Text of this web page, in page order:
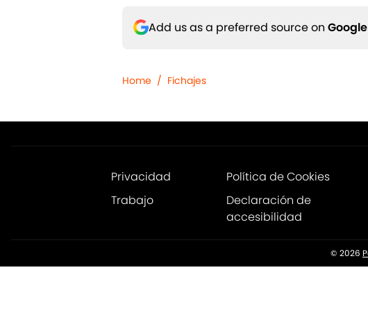
Add us as a preferred source on Google
Home / Fichajes
Privacidad Política de Cookies
Trabajo
Declaración de
accesibilidad
© 2026